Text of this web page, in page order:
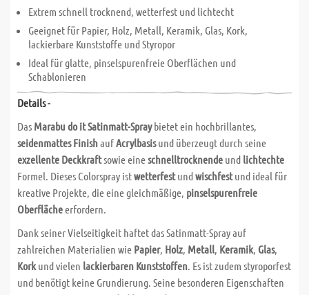
Extrem schnell trocknend, wetterfest und lichtecht
Geeignet für Papier, Holz, Metall, Keramik, Glas, Kork,
lackierbare Kunststoffe und Styropor
Ideal für glatte, pinselspurenfreie Oberflächen und
Schablonieren
Details -
Das Marabu do it Satinmatt-Spraybietet ein hochbrillantes,
seidenmattes FinishaufAcrylbasisund überzeugt durch seine
exzellente Deckkraftsowie eineschnelltrocknende und lichtechte
Formel. Dieses Colorspray istwetterfestundwischfestund ideal für
kreative Projekte, die eine gleichmäßige, pinselspurenfreie
Oberflächeerfordern.
Dank seiner Vielseitigkeit haftet das Satinmatt-Spray auf
zahlreichen Materialien wie Papier, Holz, Metall, Keramik, Glas,
Kork und vielen lackierbaren Kunststoffen. Es ist zudem styroporfest
und benötigt keine Grundierung. Seine besonderen Eigenschaften